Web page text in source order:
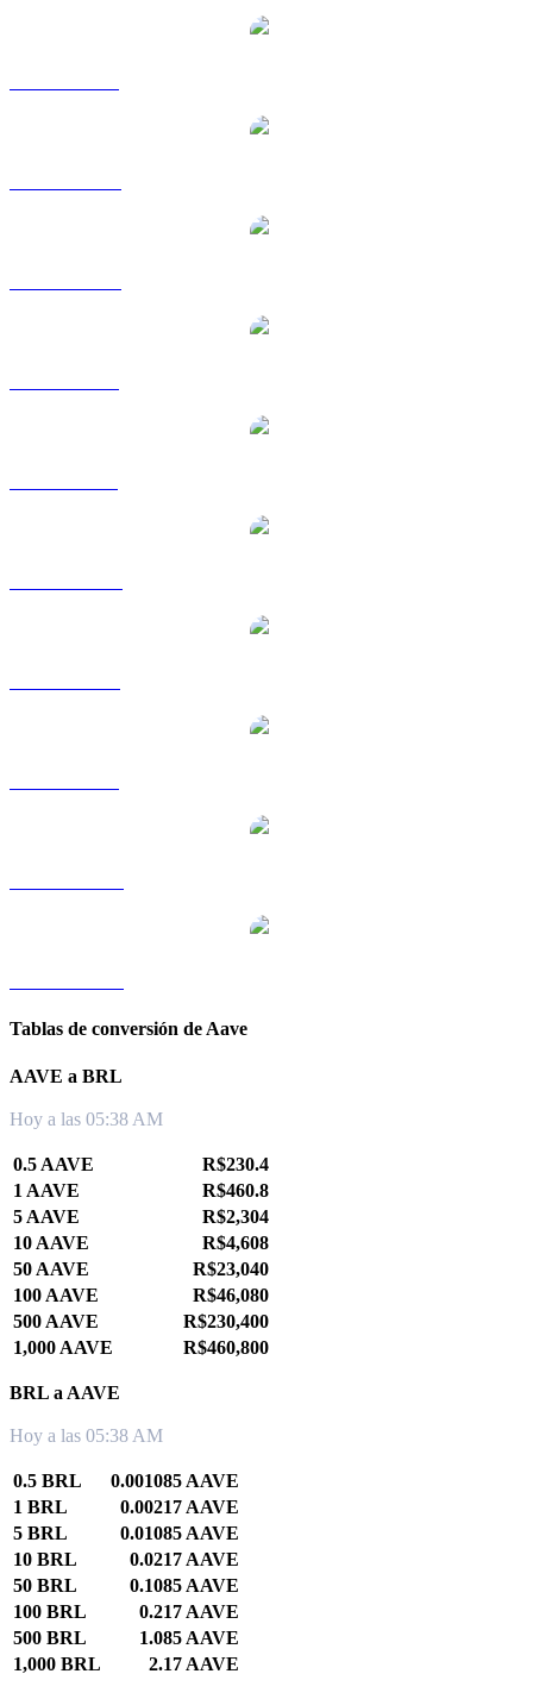
Tablas de conversión de Aave
AAVE a BRL
Hoy a las 05:38 AM
0.5 AAVE
R$230.4
1 AAVE
R$460.8
5 AAVE
R$2,304
10 AAVE
R$4,608
50 AAVE
R$23,040
100 AAVE
R$46,080
500 AAVE
R$230,400
1,000 AAVE
R$460,800
BRL a AAVE
Hoy a las 05:38 AM
0.5 BRL
0.001085 AAVE
1 BRL
0.00217 AAVE
5 BRL
0.01085 AAVE
10 BRL
0.0217 AAVE
50 BRL
0.1085 AAVE
100 BRL
0.217 AAVE
500 BRL
1.085 AAVE
1,000 BRL
2.17 AAVE